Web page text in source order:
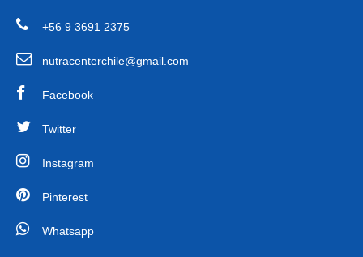
+56 9 3691 2375
nutracenterchile@gmail.com
Facebook
Twitter
Instagram
Pinterest
Whatsapp